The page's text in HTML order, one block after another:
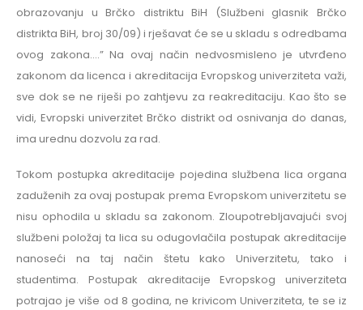
obrazovanju u Brčko distriktu BiH (Službeni glasnik Brčko
distrikta BiH, broj 30/09) i rješavat će se u skladu s odredbama
ovog zakona….” Na ovaj način nedvosmisleno je utvrđeno
zakonom da licenca i akreditacija Evropskog univerziteta važi,
sve dok se ne riješi po zahtjevu za reakreditaciju. Kao što se
vidi, Evropski univerzitet Brčko distrikt od osnivanja do danas,
ima urednu dozvolu za rad.
Tokom postupka akreditacije pojedina službena lica organa
zaduženih za ovaj postupak prema Evropskom univerzitetu se
nisu ophodila u skladu sa zakonom. Zloupotrebljavajući svoj
službeni položaj ta lica su odugovlačila postupak akreditacije
nanoseći na taj način štetu kako Univerzitetu, tako i
studentima. Postupak akreditacije Evropskog univerziteta
potrajao je više od 8 godina, ne krivicom Univerziteta, te se iz